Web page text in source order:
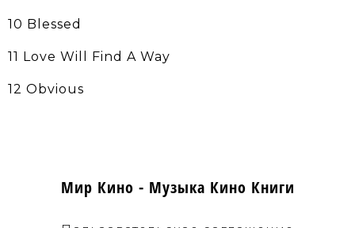
10 Blessed
11 Love Will Find A Way
12 Obvious
Мир Кино - Музыка Кино Книги